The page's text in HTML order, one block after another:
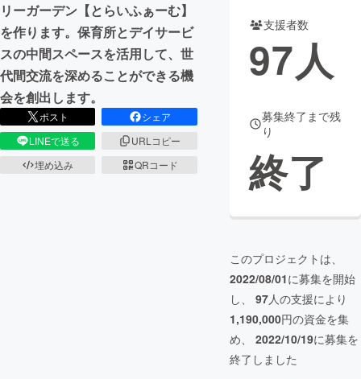
リーガーデン【とらいふぁーむ】
を作ります。保育所とデイサービ
スの中間スペースを活用して、世
代間交流を深めることができる機
会を創出します。
ポスト
シェア
LINEで送る
URLコピー
埋め込み
QRコード
支援者数
97人
募集終了まで残
り
終了
このプロジェクトは、
2022/08/01に募集を開始
し、 97人の支援により
1,190,000円の資金を集
め、 2022/10/19に募集を
終了しました